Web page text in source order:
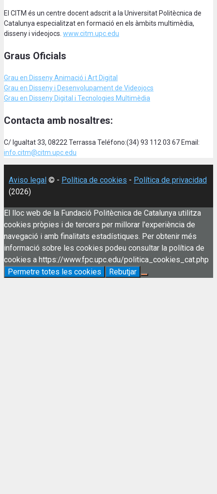
El CITM és un centre docent adscrit a la Universitat Politècnica de
Catalunya especialitzat en formació en els àmbits multimèdia,
disseny i videojocs. www.citm.upc.edu
Graus Oficials
Grau en Disseny Animació i Art Digital
Grau en Disseny i Desenvolupament de Videojocs
Grau en Disseny Digital i Tecnologies Multimèdia
Contacta amb nosaltres:
C/ Igualtat 33, 08222 Terrassa Teléfono:(34) 93 112 03 67 Email:
info.citm@citm.upc.edu
Aviso legal © - Política de cookies - Política de privacidad
(2026)
El lloc web de la Fundació Politècnica de Catalunya utilitza
cookies pròpies i de tercers per millorar l'experiència de
navegació i amb finalitats estadístiques. Per obtenir més
informació sobre les cookies podeu consultar la política de
cookies a https://www.fpc.upc.edu/politica_cookies_cat.php
Permetre totes les cookies
Rebutjar